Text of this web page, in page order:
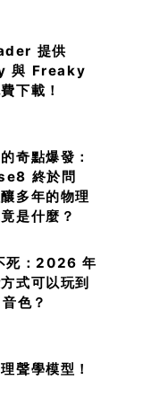
提供
與 Freaky
下載！
奇點爆發：
終於問
多年的物理
是什麼？
：2026 年
式可以玩到
色？
聲學模型！